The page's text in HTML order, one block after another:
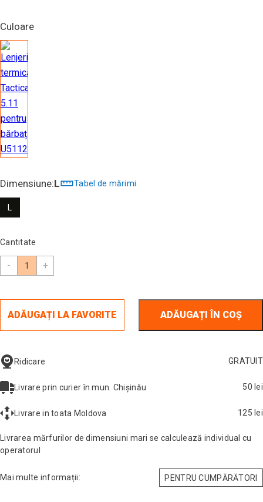
Culoare
Dimensiune:L Tabel de mărimi
L
Cantitate
- +
ADĂUGAȚI LA FAVORITE ADĂUGAȚI ÎN COȘ
Ridicare GRATUIT
Livrare prin curier în mun. Chișinău 50 lei
Livrare in toata Moldova 125 lei
Livrarea mărfurilor de dimensiuni mari se calculează individual cu
operatorul
Mai multe informații: PENTRU CUMPĂRĂTORI